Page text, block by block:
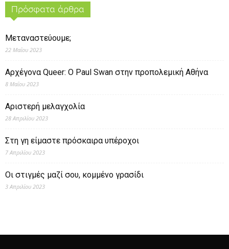
Πρόσφατα άρθρα
Μεταναστεύουμε;
22 Μαΐου 2023
Αρχέγονα Queer: O Paul Swan στην προπολεμική Αθήνα
8 Μαΐου 2023
Αριστερή μελαγχολία
28 Απριλίου 2023
Στη γη είμαστε πρόσκαιρα υπέροχοι
7 Απριλίου 2023
Οι στιγμές μαζί σου, κομμένο γρασίδι
3 Απριλίου 2023